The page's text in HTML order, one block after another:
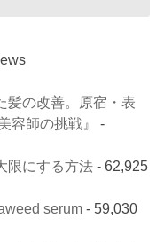
髪の改善。原宿・表
容師の挑戦』
-
限にする方法 - 62,925
serum - 59,030